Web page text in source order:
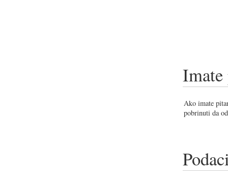
Imate
Ako imate
pobrinuti da